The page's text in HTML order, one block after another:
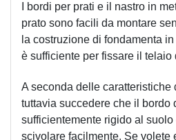
I bordi per prati e il nastro in
prato sono facili da montare
la costruzione di fondamenta
è sufficiente per fissare il telaio
A seconda delle caratteristiche
tuttavia succedere che il bordo
sufficientemente rigido al
scivolare facilmente. Se volete